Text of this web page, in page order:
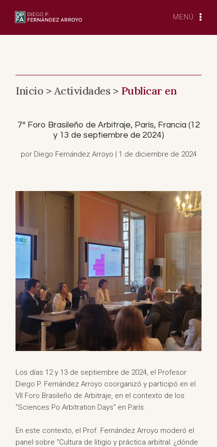
MENÚ
Inicio >Actividades > Publicar en
7º Foro Brasileño de Arbitraje, París, Francia (12
y 13 de septiembre de 2024)
por Diego Fernández Arroyo | 1 de diciembre de 2024
Los días 12 y 13 de septiembre de 2024, el Profesor
Diego P. Fernández Arroyo coorganizó y participó en el
VII Foro Brasileño de Arbitraje, en el contexto de los
"Sciences Po Arbitration Days" en París.
En este contexto, el Prof. Fernández Arroyo moderó el
panel sobre “Cultura de litigio y práctica arbitral: ¿dónde